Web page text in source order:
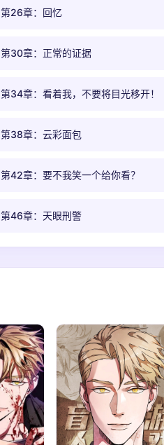
第26章：回忆
第30章：正常的证据
第34章：看着我，不要将目光移开！
第38章：云彩面包
第42章：要不我笑一个给你看？
第46章：天眼刑警